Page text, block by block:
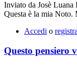
Inviato da Josè Luana
Questa è la mia Noto.
Accedi o
Questo pensiero